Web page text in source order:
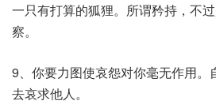
一只有打算的狐狸。所谓矜持，不
察。
9、你要力图使哀怨对你毫无作用。
去哀求他人。